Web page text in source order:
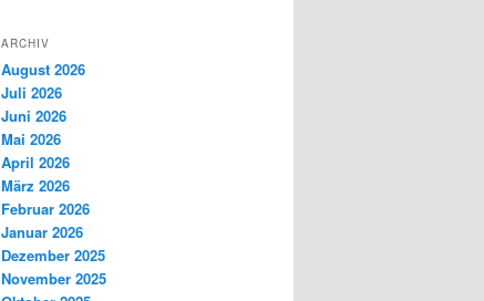
ARCHIV
August 2026
Juli 2026
Juni 2026
Mai 2026
April 2026
März 2026
Februar 2026
Januar 2026
Dezember 2025
November 2025